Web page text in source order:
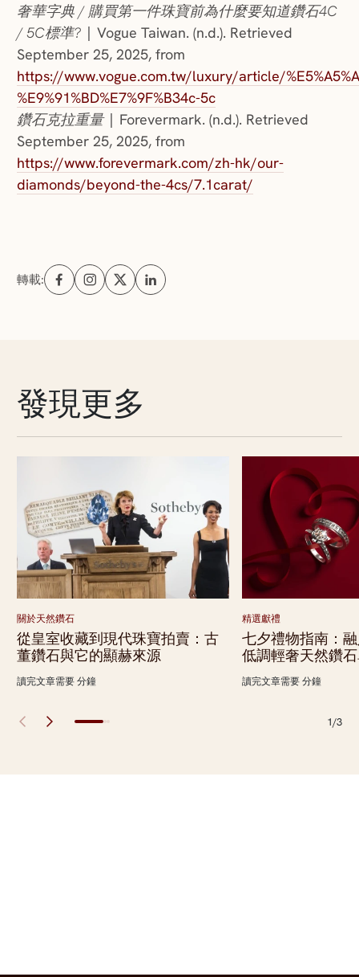
奢華字典 / 購買第一件珠寶前為什麼要知道鑽石4C
/ 5C標準?| Vogue Taiwan. (n.d.). Retrieved
September 25, 2025, from
https://www.vogue.com.tw/luxury/article/
%E9%91%BD%E7%9F%B34c-5c
鑽石克拉重量| Forevermark. (n.d.). Retrieved
September 25, 2025, from
https://www.forevermark.com/zh-hk/our-
diamonds/beyond-the-4cs/7.1carat/
轉載:
發現更多
關於天然鑽石
從皇室收藏到現代珠寶拍賣：古
董鑽石與它的顯赫來源
讀完文章需要 分鐘
精選獻禮
七夕禮物指南：
低調輕奢天然鑽
讀完文章需要 分鐘
1/3